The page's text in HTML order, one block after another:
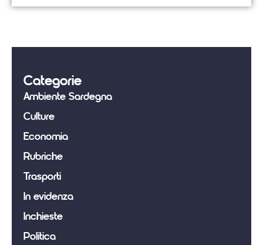
Categorie
Ambiente Sardegna
Culture
Economia
Rubriche
Trasporti
In evidenza
Inchieste
Politica